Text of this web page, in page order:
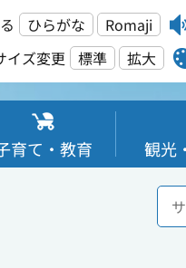
ひらがな Romaji
イズ変更
標準 拡大
育て・教育 観光